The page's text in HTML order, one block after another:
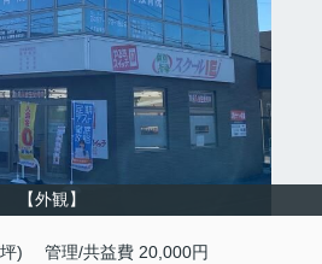
【外観】
) 管理/共益費 20,000円